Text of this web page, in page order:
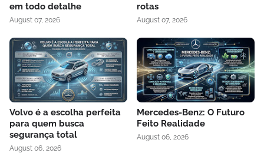
em todo detalhe
August 07, 2026
rotas
August 07, 2026
Volvo é a escolha perfeita
para quem busca
segurança total
August 06, 2026
Mercedes-Benz: O Futuro
Feito Realidade
August 06, 2026